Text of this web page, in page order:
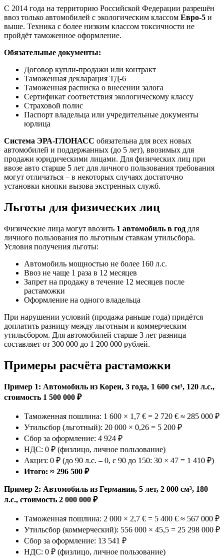
С 2014 года на территорию Российской Федерации разрешён
ввоз только автомобилей с экологическим классом Евро-5 и
выше. Техника с более низким классом токсичности не
пройдёт таможенное оформление.
Обязательные документы:
Договор купли-продажи или контракт
Таможенная декларация ТД-6
Таможенная расписка о внесении залога
Сертификат соответствия экологическому классу
Страховой полис
Паспорт владельца или учредительные документы
юрлица
Система ЭРА-ГЛОНАСС обязательна для всех новых
автомобилей и поддержанных (до 5 лет), ввозимых для
продажи юридическими лицами. Для физических лиц при
ввозе авто старше 5 лет для личного пользования требования
могут отличаться – в некоторых случаях достаточно
установки кнопки вызова экстренных служб.
Льготы для физических лиц
Физические лица могут ввозить 1 автомобиль в год для
личного пользования по льготным ставкам утильсбора.
Условия получения льготы:
Автомобиль мощностью не более 160 л.с.
Ввоз не чаще 1 раза в 12 месяцев
Запрет на продажу в течение 12 месяцев после
растаможки
Оформление на одного владельца
При нарушении условий (продажа раньше года) придётся
доплатить разницу между льготным и коммерческим
утильсбором. Для автомобилей старше 3 лет разница
составляет от 300 000 до 1 200 000 рублей.
Примеры расчёта растаможки
Пример 1: Автомобиль из Кореи, 3 года, 1 600 см³, 120 л.с.,
стоимость 1 500 000 ₽
Таможенная пошлина: 1 600 × 1,7 € = 2 720 € ≈ 285 000 ₽
Утильсбор (льготный): 20 000 × 0,26 = 5 200 ₽
Сбор за оформление: 4 924 ₽
НДС: 0 ₽ (физлицо, личное пользование)
Акциз: 0 ₽ (до 90 л.с. – 0, с 90 до 150: 30 × 47 = 1 410 ₽)
Итого: ≈ 296 500 ₽
Пример 2: Автомобиль из Германии, 5 лет, 2 000 см³, 180
л.с., стоимость 2 000 000 ₽
Таможенная пошлина: 2 000 × 2,7 € = 5 400 € ≈ 567 000 ₽
Утильсбор (коммерческий): 556 000 × 45,5 = 25 298 000 ₽
Сбор за оформление: 13 541 ₽
НДС: 0 ₽ (физлицо, личное пользование)